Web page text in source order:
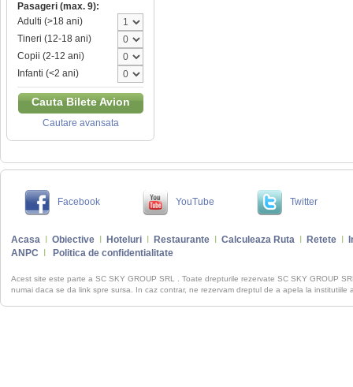
Pasageri (max. 9):
Adulti (>18 ani)
Tineri (12-18 ani)
Copii (2-12 ani)
Infanti (<2 ani)
Cauta Bilete Avion
Cautare avansata
Facebook YouTube Twitter
Acasa Obiective Hoteluri Restaurante Calculeaza Ruta Retete
ANPC
Politica de confidentialitate
Acest site este parte a SC SKY GROUP SRL . Toate drepturile rezervate SC SKY GROUP
numai daca se da link spre sursa. In caz contrar, ne rezervam dreptul de a apela la institutiile